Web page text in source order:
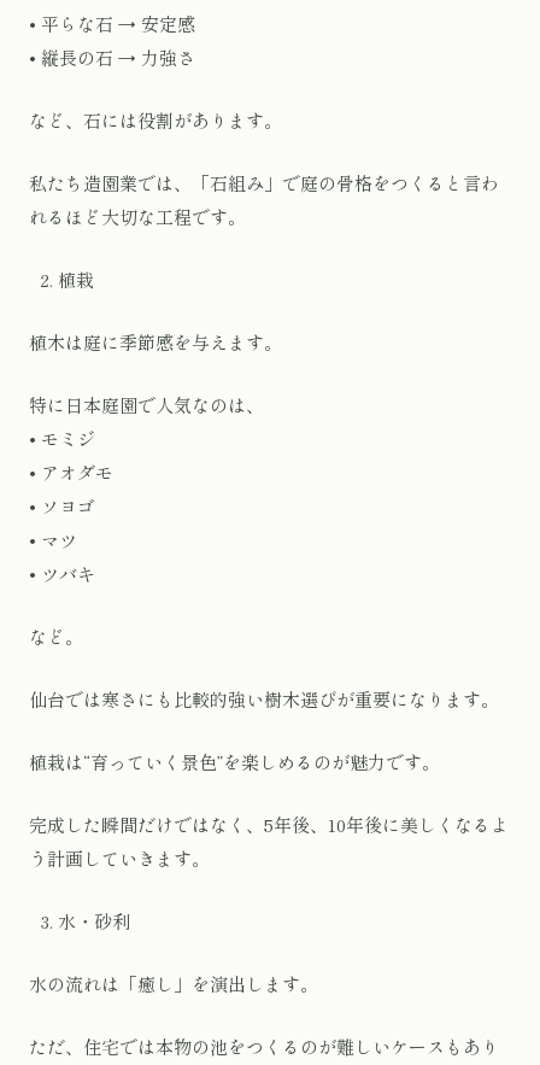
• 平らな石 → 安定感
• 縦長の石 → 力強さ
など、石には役割があります。
私たち造園業では、「石組み」で庭の骨格をつくると言わ
れるほど大切な工程です。
植栽
植木は庭に季節感を与えます。
特に日本庭園で人気なのは、
• モミジ
• アオダモ
• ソヨゴ
• マツ
• ツバキ
など。
仙台では寒さにも比較的強い樹木選びが重要になります。
植栽は“育っていく景色”を楽しめるのが魅力です。
完成した瞬間だけではなく、5年後、10年後に美しくなるよ
う計画していきます。
水・砂利
水の流れは「癒し」を演出します。
ただ、住宅では本物の池をつくるのが難しいケースもあり